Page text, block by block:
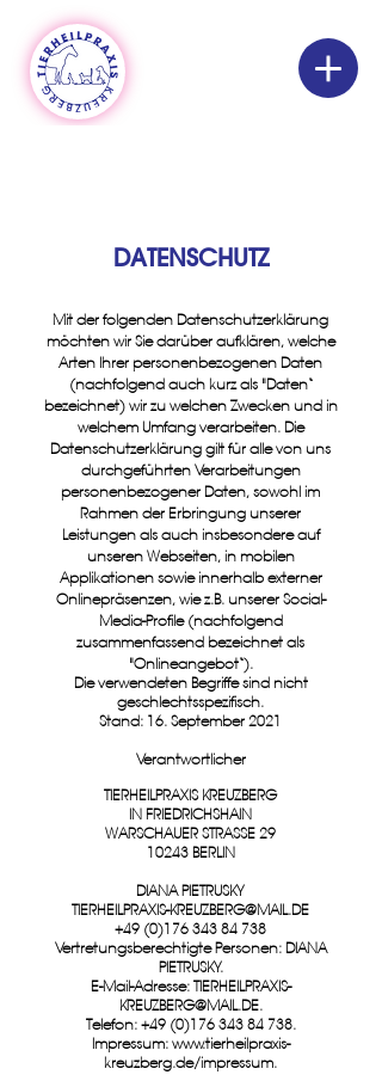
DATENSCHUTZ
Mit der folgenden Datenschutzerklärung
möchten wir Sie darüber aufklären, welche
Arten Ihrer personenbezogenen Daten
(nachfolgend auch kurz als "Daten“
bezeichnet) wir zu welchen Zwecken und in
welchem Umfang verarbeiten. Die
Datenschutzerklärung gilt für alle von uns
durchgeführten Verarbeitungen
personenbezogener Daten, sowohl im
Rahmen der Erbringung unserer
Leistungen als auch insbesondere auf
unseren Webseiten, in mobilen
Applikationen sowie innerhalb externer
Onlinepräsenzen, wie z.B. unserer Social-
Media-Profile (nachfolgend
zusammenfassend bezeichnet als
"Onlineangebot“).
Die verwendeten Begriffe sind nicht
geschlechtsspezifisch.
Stand: 16. September 2021
Verantwortlicher
TIERHEILPRAXIS KREUZBERG
IN FRIEDRICHSHAIN
WARSCHAUER STRASSE 29
10243 BERLIN
DIANA PIETRUSKY
TIERHEILPRAXIS-KREUZBERG@MAIL.DE
+49 (0)176 343 84 738
Vertretungsberechtigte Personen: DIANA
PIETRUSKY.
E-Mail-Adresse:TIERHEILPRAXIS-
KREUZBERG@MAIL.DE.
Telefon:+49 (0)176 343 84 738.
Impressum:www.tierheilpraxis-
kreuzberg.de/impressum.